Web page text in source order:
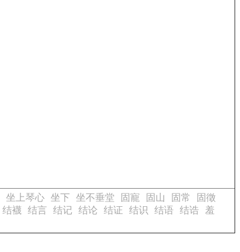
坐上琴心 坐下 坐不垂堂 固寵 固山 固常
固徵
结襪 结言 结记 结论 结证 结识 结语 结诰
羞